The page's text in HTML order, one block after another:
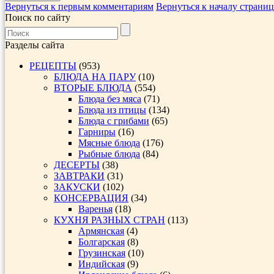
Вернуться к первым комментариям Вернуться к началу
Поиск по сайту
Разделы сайта
РЕЦЕПТЫ (953)
БЛЮДА НА ПАРУ(10)
ВТОРЫЕ БЛЮДА (554)
Блюда без мяса (71)
Блюда из птицы (134)
Блюда с грибами (65)
Гарниры (16)
Мясные блюда (176)
Рыбные блюда (84)
ДЕСЕРТЫ (38)
ЗАВТРАКИ (31)
ЗАКУСКИ (102)
КОНСЕРВАЦИЯ (34)
Варенья (18)
КУХНЯ РАЗНЫХ СТРАН (113)
Армянская (4)
Болгарская (8)
Грузинская (10)
Индийская (9)